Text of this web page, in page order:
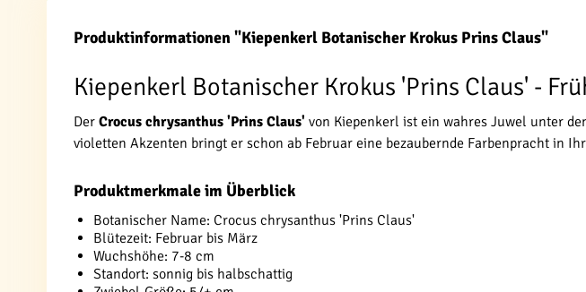
Produktinformationen "Kiepenkerl Botanischer Krokus Prins Claus"
Kiepenkerl Botanischer Krokus 'Prins Claus' -
Der Crocus chrysanthus 'Prins Claus' von Kiepenkerl ist ein wahres Juwel unter
violetten Akzenten bringt er schon ab Februar eine bezaubernde Farbenpracht in
Produktmerkmale im Überblick
Botanischer Name: Crocus chrysanthus 'Prins Claus'
Blütezeit: Februar bis März
Wuchshöhe: 7-8 cm
Standort: sonnig bis halbschattig